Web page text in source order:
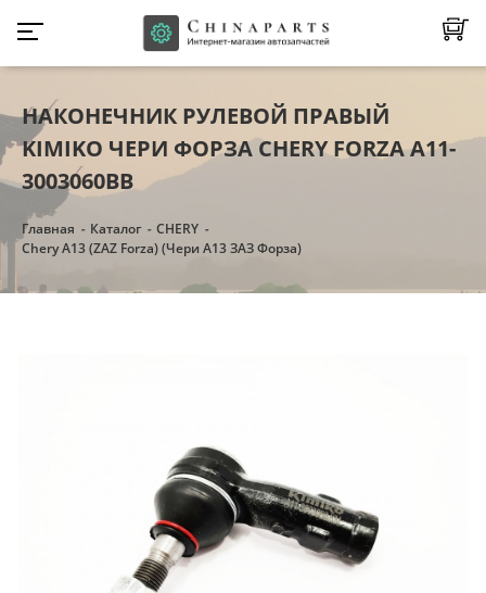
НАКОНЕЧНИК РУЛЕВОЙ ПРАВЫЙ
KIMIKO ЧЕРИ ФОРЗА CHERY FORZA A11-
3003060BB
Главная Каталог
CHERY
Chery A13 (ZAZ Forza) (Чери А13 ЗАЗ Форза)